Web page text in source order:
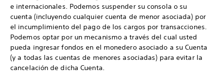
e internacionales. Podemos suspender su consola o su
cuenta (incluyendo cualquier cuenta de menor asociada) por
el incumplimiento del pago de los cargos por transacciones.
Podemos optar por un mecanismo a través del cual usted
pueda ingresar fondos en el monedero asociado a su Cuenta
(y a todas las cuentas de menores asociadas) para evitar la
cancelación de dicha Cuenta.